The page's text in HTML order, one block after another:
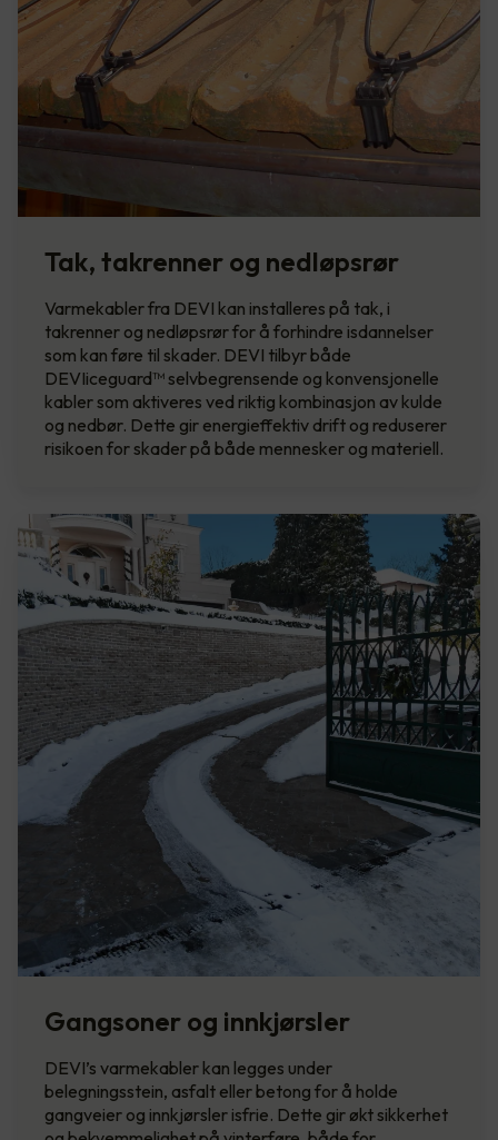
Tak, takrenner og nedløpsrør
Varmekabler fra DEVI kan installeres på tak, i
takrenner og nedløpsrør for å forhindre isdannelser
som kan føre til skader. DEVI tilbyr både
DEVIiceguard™ selvbegrensende og konvensjonelle
kabler som aktiveres ved riktig kombinasjon av kulde
og nedbør. Dette gir energieffektiv drift og reduserer
risikoen for skader på både mennesker og materiell.
Gangsoner og innkjørsler
DEVI’s varmekabler kan legges under
belegningsstein, asfalt eller betong for å holde
gangveier og innkjørsler isfrie. Dette gir økt sikkerhet